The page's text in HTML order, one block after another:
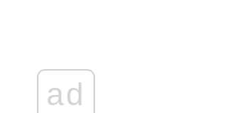
ad